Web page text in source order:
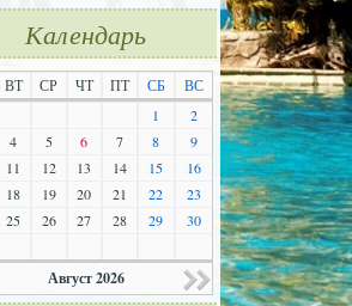
Календарь
ВТ СР ЧТ ПТ СБ
ВС
1
2
4 5 6 7 8
9
11 12 13 14 15
16
18 19 20 21 22
23
25 26 27 28 29
30
Август 2026